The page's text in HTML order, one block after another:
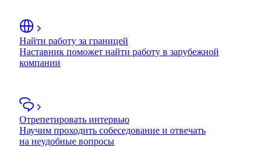
Найти работу за границей
Наставник поможет найти работу в зарубежной
компании
Отрепетировать интервью
Научим проходить собеседование и отвечать
на неудобные вопросы